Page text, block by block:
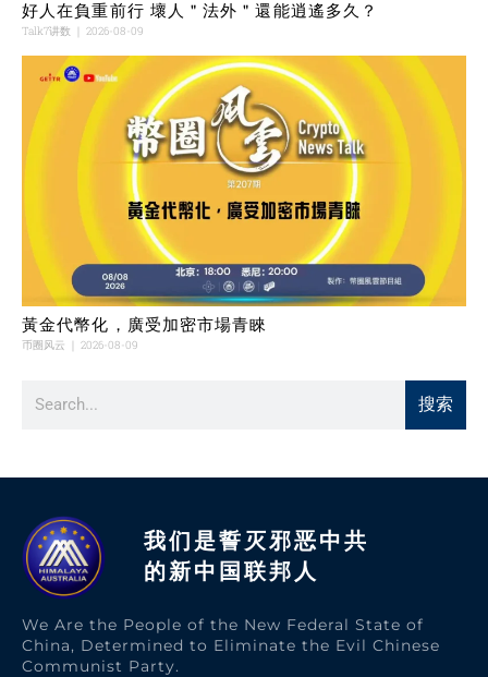
好人在負重前行 壞人＂法外＂還能逍遙多久？
Talk7讲数 2026-08-09
黃金代幣化，廣受加密市場青睞
币圈风云 2026-08-09
搜索
我们是誓灭邪恶中共
的新中国联邦人​
We Are the People of the New Federal State of
China, Determined to Eliminate the Evil Chinese
Communist Party.